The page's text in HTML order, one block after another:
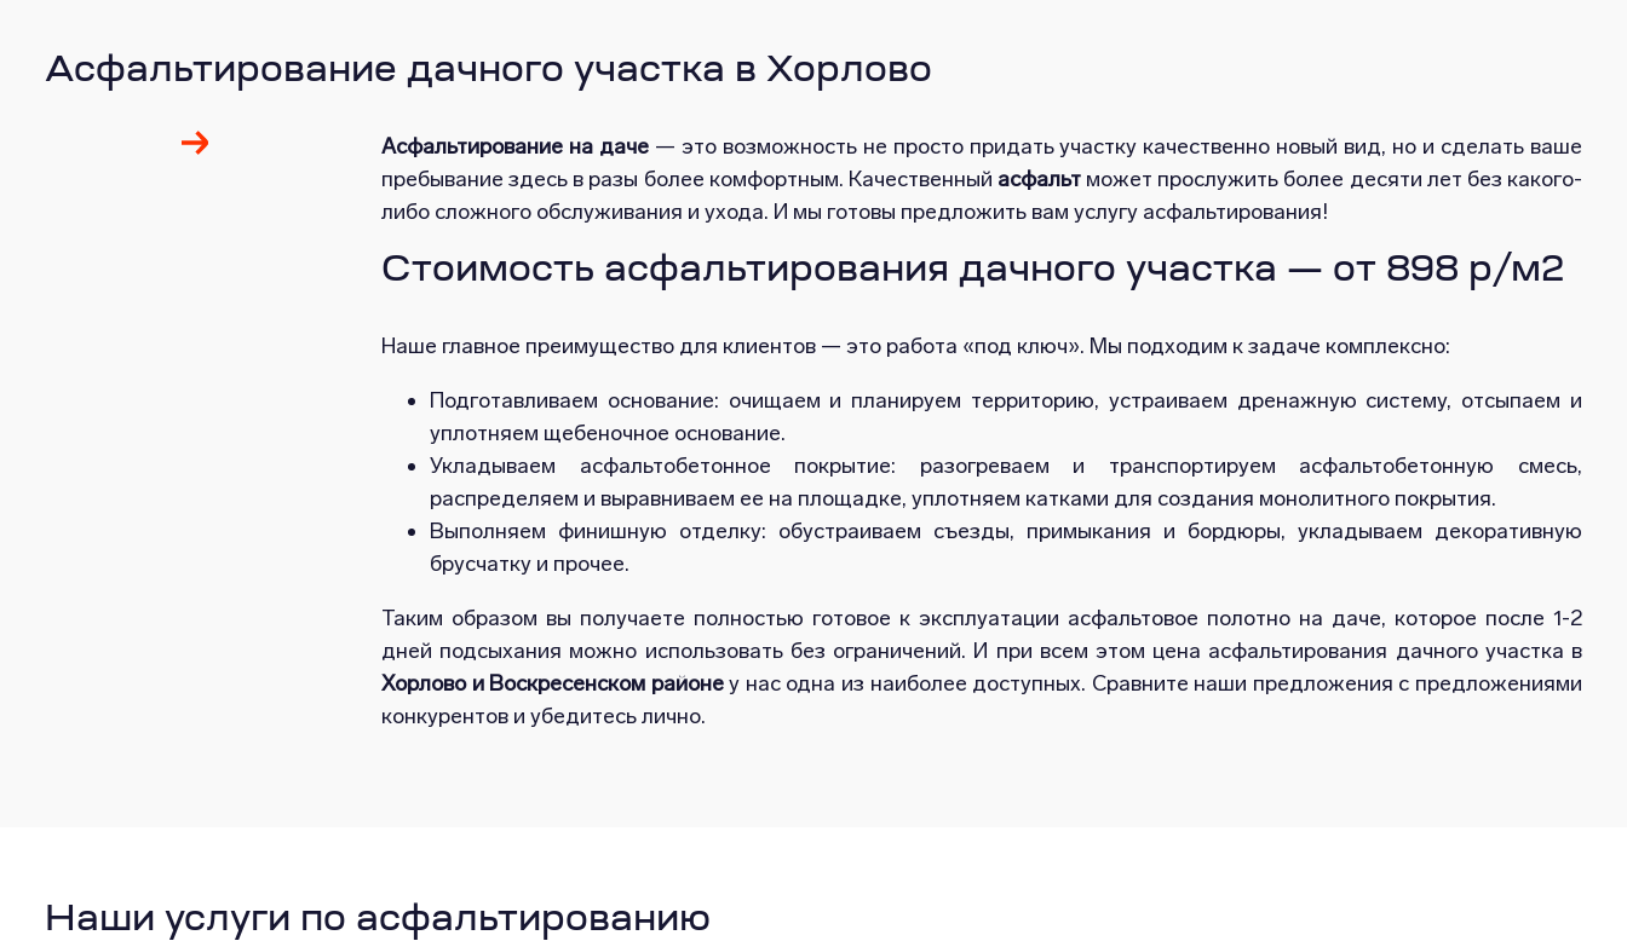
Асфальтирование дачного участка в Хорлово
Асфальтирование на даче— это возможность не просто придать участку качественно новый вид, но и сделать ваше
пребывание здесь в разы более комфортным. Качественный асфальт может прослужить более десяти лет без какого-
либо сложного обслуживания и ухода. И мы готовы предложить вам услугу асфальтирования!
Стоимость асфальтирования дачного участка — от 898 р/м2
Наше главное преимущество для клиентов — это работа «под ключ». Мы подходим к задаче комплексно:
Подготавливаем основание: очищаем и планируем территорию, устраиваем дренажную систему, отсыпаем и
уплотняем щебеночное основание.
Укладываем асфальтобетонное покрытие: разогреваем и транспортируем асфальтобетонную смесь,
распределяем и выравниваем ее на площадке, уплотняем катками для создания монолитного покрытия.
Выполняем финишную отделку: обустраиваем съезды, примыкания и бордюры, укладываем декоративную
брусчатку и прочее.
Таким образом вы получаете полностью готовое к эксплуатации асфальтовое полотно на даче, которое после 1-2
дней подсыхания можно использовать без ограничений. И при всем этом цена асфальтирования дачного участка в
Хорлово и Воскресенском районеу нас одна из наиболее доступных. Сравните наши предложения с предложениями
конкурентов и убедитесь лично.
Наши услуги по асфальтированию